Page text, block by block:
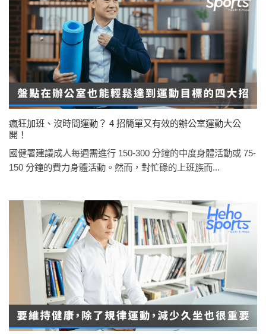
瘋狂加班、沒時間運動？ 4 招簡單又有效的辦公室運動大公
開！
國健署建議成人每週需進行 150-300 分鐘的中度身體活動或 75-
150 分鐘的費力身體活動。然而，對忙碌的上班族而...